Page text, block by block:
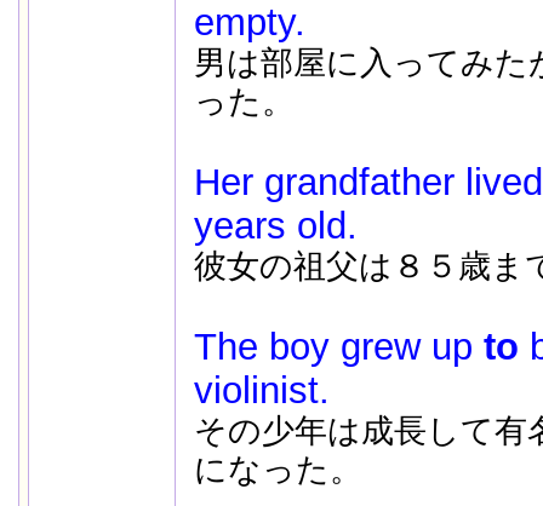
empty.
男は部屋に入ってみ
った。
Her grandfather
years old.
彼女の祖父は８５歳ま
The boy grew up to
violinist.
その少年は成長して
になった。